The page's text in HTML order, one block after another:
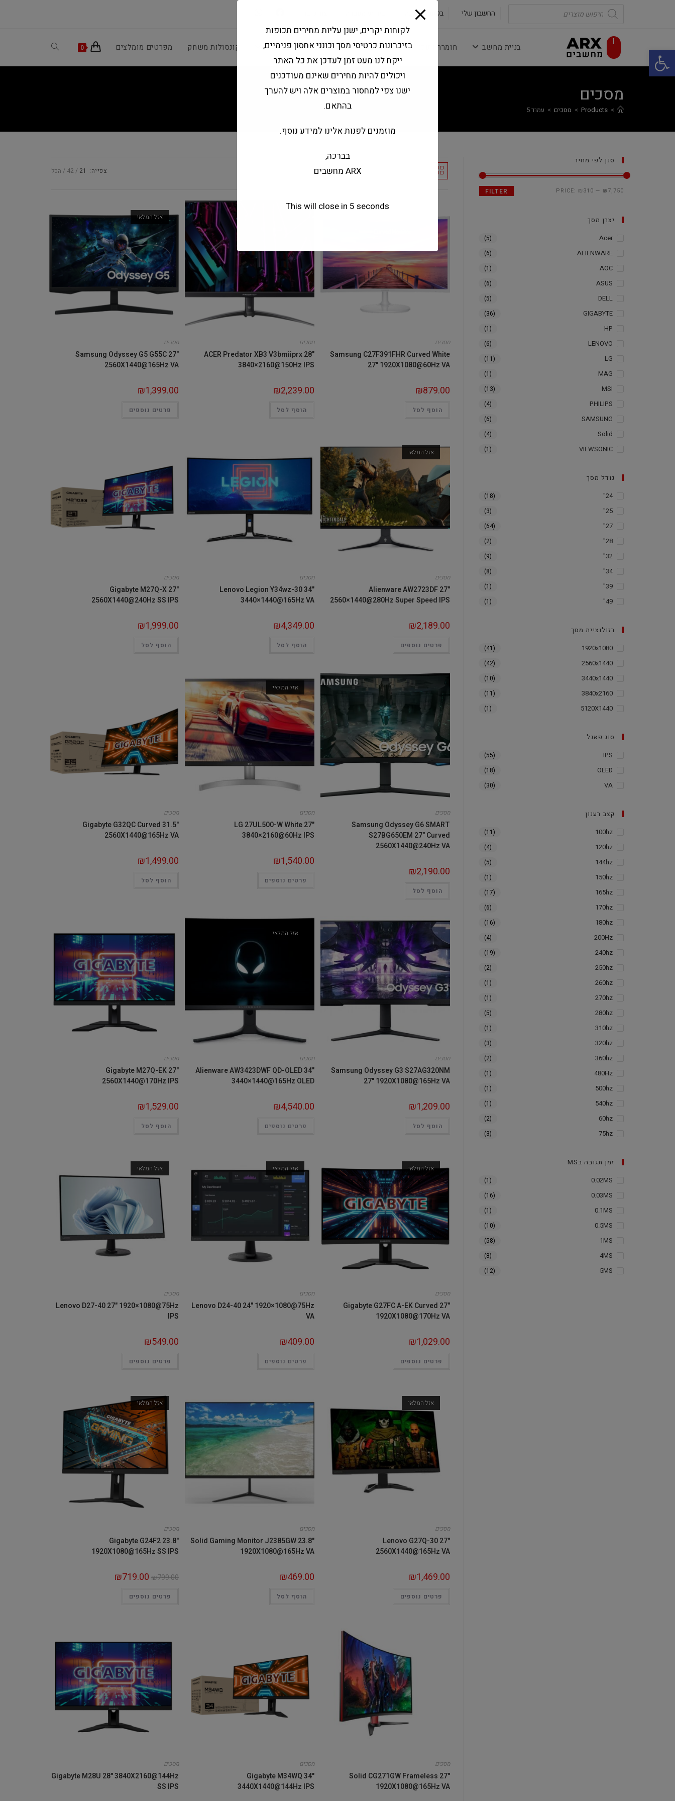
פתח סרגל נגישות
Products
search החשבון שלי בקשה להצעה
בניית מחשב חומרה ותוכנה ציוד היקפי מחשבים וטאבלטים קונסולות משחק מפרטים מומלצים 0
Toggle
מסכים
>
Products
> מסכים > עמוד 5
סנן לפי מחיר
FILTER PRICE: ₪310 — ₪7,750
יצרן מסך
Acer
(5)
ALIENWARE
(6)
AOC
(1)
ASUS
(6)
DELL
(5)
GIGABYTE
(36)
HP
(1)
LENOVO
(6)
LG
(11)
MAG
(1)
MSI
(13)
PHILIPS
(4)
SAMSUNG
(6)
Solid
(4)
VIEWSONIC
(1)
גודל מסך
24"
(18)
25"
(3)
27"
(64)
28"
(2)
32"
(9)
34"
(8)
39"
(1)
49"
(1)
רזולוציית מסך
1920x1080
(41)
2560x1440
(42)
3440x1440
(10)
3840x2160
(11)
5120X1440
(1)
סוג פאנל
IPS
(55)
OLED
(18)
VA
(30)
קצב רענון
100hz
(11)
120hz
(4)
144hz
(5)
150hz
(1)
165hz
(17)
170hz
(6)
180hz
(16)
200Hz
(4)
240hz
(19)
250hz
(2)
260hz
(1)
270hz
(1)
280hz
(5)
310hz
(1)
320hz
(3)
360hz
(2)
480Hz
(1)
500hz
(1)
540hz
(1)
60hz
(2)
75hz
(3)
זמן תגובה בMS
0.02MS
(1)
0.03MS
(16)
0.1MS
(1)
0.5MS
(10)
1MS
(58)
4MS
(8)
5MS
(12)
Default sorting צפייה: 21
42 הכל
מסכים
Samsung C27F391FHR Curved White
27" 1920X1080@60Hz VA
₪879.00
הוסף לסל
מסכים
ACER Predator XB3 V3bmiiprx 28"
3840×2160@150Hz IPS
₪2,239.00
הוסף לסל
אזל המלאי
מסכים
Samsung Odyssey G5 G55C 27"
2560X1440@165Hz VA
₪1,399.00
פרטים נוספים
אזל המלאי
מסכים
Alienware AW2723DF 27"
2560×1440@280Hz Super Speed IPS
₪2,189.00
פרטים נוספים
מסכים
Lenovo Legion Y34wz-30 34"
3440×1440@165Hz VA
₪4,349.00
הוסף לסל
מסכים
Gigabyte M27Q-X 27"
2560X1440@240Hz SS IPS
₪1,999.00
הוסף לסל
מסכים
Samsung Odyssey G6 SMART
S27BG650EM 27" Curved
2560X1440@240Hz VA
₪2,190.00
הוסף לסל
אזל המלאי
מסכים
LG 27UL500-W White 27"
3840×2160@60Hz IPS
₪1,540.00
פרטים נוספים
מסכים
Gigabyte G32QC Curved 31.5"
2560X1440@165Hz VA
₪1,499.00
הוסף לסל
מסכים
Samsung Odyssey G3 S27AG320NM
27" 1920X1080@165Hz VA
₪1,209.00
הוסף לסל
אזל המלאי
מסכים
Alienware AW3423DWF QD-OLED 34"
3440×1440@165Hz OLED
₪4,540.00
פרטים נוספים
מסכים
Gigabyte M27Q-EK 27"
2560X1440@170Hz IPS
₪1,529.00
הוסף לסל
אזל המלאי
מסכים
Gigabyte G27FC A-EK Curved 27"
1920X1080@170Hz VA
₪1,029.00
פרטים נוספים
אזל המלאי
מסכים
Lenovo D24-40 24" 1920×1080@75Hz
VA
₪409.00
פרטים נוספים
אזל המלאי
מסכים
Lenovo D27-40 27" 1920×1080@75Hz
IPS
₪549.00
פרטים נוספים
אזל המלאי
מסכים
Lenovo G27Q-30 27"
2560X1440@165Hz VA
₪1,469.00
פרטים נוספים
מסכים
Solid Gaming Monitor J2385GW 23.8"
1920X1080@165Hz VA
₪469.00
הוסף לסל
אזל המלאי
מסכים
Gigabyte G24F2 23.8"
1920X1080@165Hz SS IPS
₪799.00
₪719.00
פרטים נוספים
מסכים
Solid CG271GW Frameless 27"
1920X1080@165Hz VA
מסכים
Gigabyte M34WQ 34"
3440X1440@144Hz IPS
מסכים
Gigabyte M28U 28" 3840X2160@144Hz
SS IPS
לקוחות יקרים, ישנן עליות מחירים תכופות
בזיכרונות כרטיסי מסך וכונני אחסון פנימיים,
ייקח לנו מעט זמן לעדכן את כל האתר
ויכולים להיות מחירים שאינם מעודכנים
ישנו צפי למחסור במוצרים אלה ויש להערך
בהתאם.
מוזמנים לפנות אלינו למידע נוסף.
בברכה,
ARX מחשבים
This will close in 4 seconds